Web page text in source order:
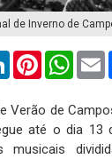
de Inverno de
LinkedInPinterest
Verão de
até o dia 13
musicais